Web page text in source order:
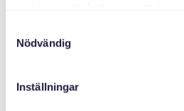
Nödvändig
Inställningar